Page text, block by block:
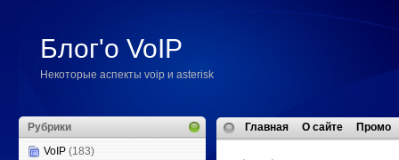
Блог'о VoIP
Некоторые аспекты voip и asterisk
Рубрики
VoIP (183)
Главная О сайте Промо